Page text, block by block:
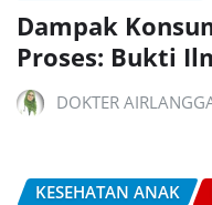
Dampak
Proses: Bukti
DOKTER
KESEHATAN ANAK